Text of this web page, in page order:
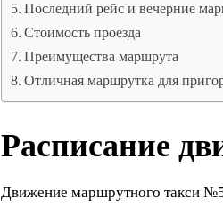
Последний рейс и вечерние
Стоимость проезда
Преимущества маршрута
Отличная маршрутка для
Расписание
Движение маршрутного такси